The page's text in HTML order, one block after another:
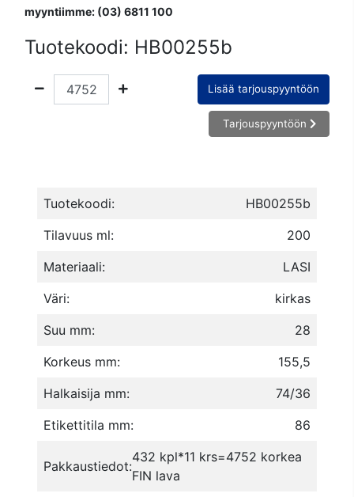
myyntiimme: (03) 6811 100
Tuotekoodi: HB00255b
Lisää tarjouspyyntöön
Tarjouspyyntöön
Tuotekoodi:
HB00255b
Tilavuus ml:
200
Materiaali:
LASI
Väri:
kirkas
Suu mm:
28
Korkeus mm:
155,5
Halkaisija mm:
74/36
Etikettitila mm:
86
Pakkaustiedot:
432 kpl*11 krs=4752 korkea
FIN lava